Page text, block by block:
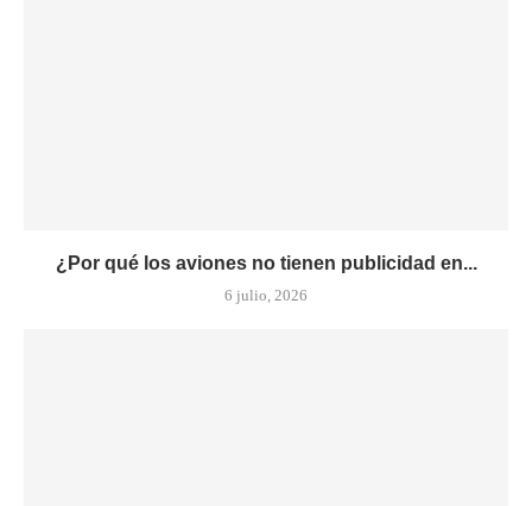
¿Por qué los aviones no tienen publicidad en...
6 julio, 2026